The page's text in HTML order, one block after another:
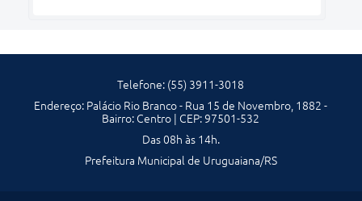
Telefone: (55) 3911-3018
Endereço: Palácio Rio Branco - Rua 15 de Novembro, 1882 -
Bairro: Centro | CEP: 97501-532
Das 08h às 14h.
Prefeitura Municipal de Uruguaiana/RS